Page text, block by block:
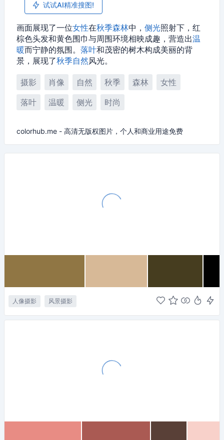
试试AI精准搜图!
画面展现了一位女性在秋季森林中， 侧光照射下，红
棕色头发和黄色围巾与周围环境相映成趣，营造出温
暖而宁静的氛围。 落叶和茂密的树木构成美丽的背
景，展现了秋季自然风光。
摄影 肖像 自然 秋季 森林
女性
落叶
温暖 侧光 时尚
colorhub.me - 高清无版权图片，个人和商业用途免费
人像摄影 风景摄影